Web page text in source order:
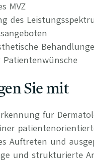
MVZ
des
Sie mit
für
Auftreten und
und strukturierte